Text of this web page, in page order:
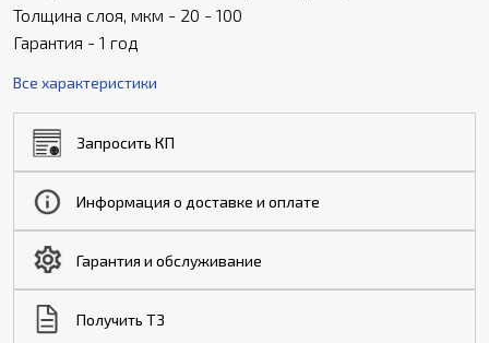
Толщина слоя, мкм - 20 - 100
Гарантия - 1 год
Все характеристики
Запросить КП
Информация о доставке и оплате
Гарантия и обслуживание
Получить ТЗ